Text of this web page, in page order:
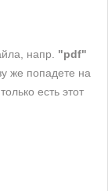
напр. "pdf"
же попадете на
есть этот